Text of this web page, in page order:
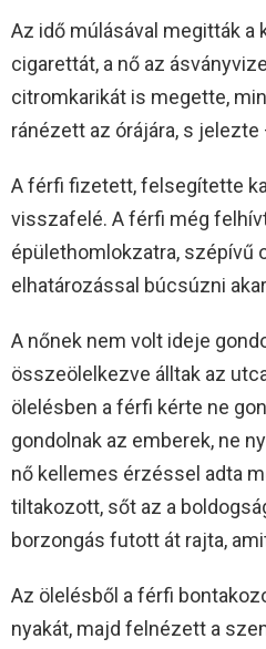
Az idő múlásával megitták a
cigarettát, a nő az
citromkarikát is megette,
ránézett az órájára, s jelezte
A férfi fizetett, felsegítette
visszafelé. A férfi még
épülethomlokzatra, szépívű
elhatározással búcsúzni
A nőnek nem volt ideje
összeölelkezve álltak az
ölelésben a férfi kérte ne
gondolnak az emberek, ne
nő kellemes érzéssel adta
tiltakozott, sőt az a
borzongás futott át rajta,
Az ölelésből a férfi
nyakát, majd felnézett a